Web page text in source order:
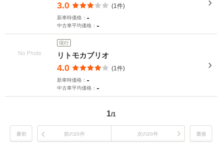
3.0 (1件)
新車時価格： -
中古車平均価格： -
現行
リトモカブリオ
4.0 (1件)
新車時価格： -
中古車平均価格： -
1/1
最初 前の20件 次の20件 最後